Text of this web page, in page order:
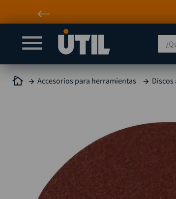
¿Qué
Accesorios para herramientas Discos